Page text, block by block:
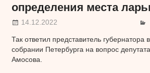
определения места
14.12.2022
Так ответил представитель губернатора
собрании Петербурга на вопрос
Амосова.